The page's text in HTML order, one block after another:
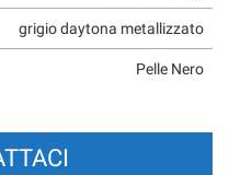
grigio daytona metallizzato
Pelle Nero